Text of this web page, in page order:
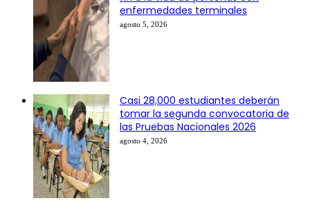
enfermedades terminales
agosto 5, 2026
Casi 28,000 estudiantes deberán
tomar la segunda convocatoria de
las Pruebas Nacionales 2026
agosto 4, 2026